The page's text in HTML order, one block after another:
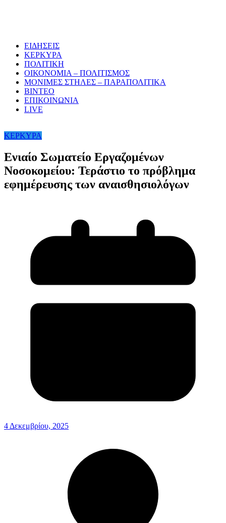
ΕΙΔΗΣΕΙΣ
ΚΕΡΚΥΡΑ
ΠΟΛΙΤΙΚΗ
ΟΙΚΟΝΟΜΙΑ – ΠΟΛΙΤΙΣΜΟΣ
ΜΟΝΙΜΕΣ ΣΤΗΛΕΣ – ΠΑΡΑΠΟΛΙΤΙΚΑ
ΒΙΝΤΕΟ
ΕΠΙΚΟΙΝΩΝΙΑ
LIVE
ΚΕΡΚΥΡΑ
Ενιαίο Σωματείο Εργαζομένων
Νοσοκομείου: Τεράστιο το πρόβλημα
εφημέρευσης των αναισθησιολόγων
4 Δεκεμβρίου, 2025